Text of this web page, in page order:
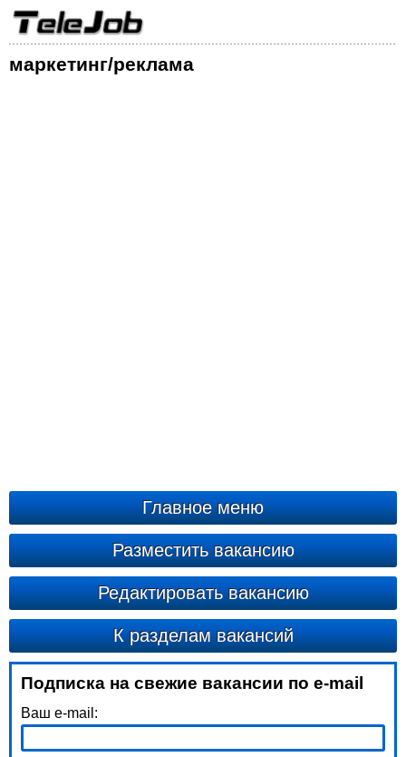
маркетинг/реклама
Главное меню
Разместить вакансию
Редактировать вакансию
К разделам вакансий
Подписка на свежие вакансии по e-mail
Ваш e-mail: